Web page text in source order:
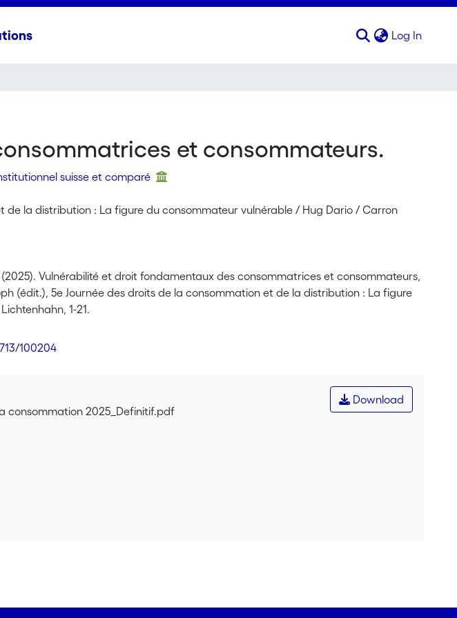
Log In
et consommateurs.
suisse et comparé
de la distribution : La figure du consommateur vulnérable / Hug Dario / Carron
Vulnérabilité et droit fondamentaux des consommatrices et consommateurs,
(édit.), 5e Journée des droits de la consommation et de la distribution : La figure
1-21.
100204
Download
consommation 2025_Definitif.pdf